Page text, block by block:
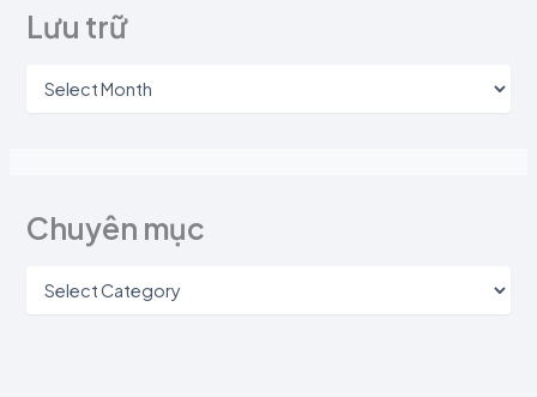
Lưu trữ
Chuyên mục